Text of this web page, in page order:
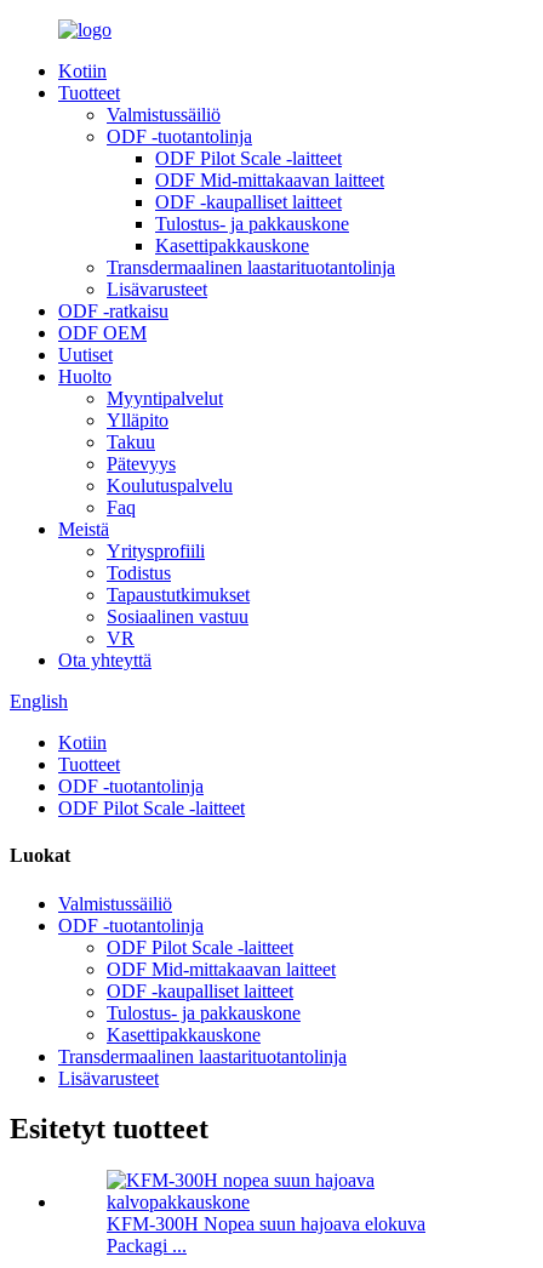
Kotiin
Tuotteet
Valmistussäiliö
ODF -tuotantolinja
ODF Pilot Scale -laitteet
ODF Mid-mittakaavan laitteet
ODF -kaupalliset laitteet
Tulostus- ja pakkauskone
Kasettipakkauskone
Transdermaalinen laastarituotantolinja
Lisävarusteet
ODF -ratkaisu
ODF OEM
Uutiset
Huolto
Myyntipalvelut
Ylläpito
Takuu
Pätevyys
Koulutuspalvelu
Faq
Meistä
Yritysprofiili
Todistus
Tapaustutkimukset
Sosiaalinen vastuu
VR
Ota yhteyttä
English
Kotiin
Tuotteet
ODF -tuotantolinja
ODF Pilot Scale -laitteet
Luokat
Valmistussäiliö
ODF -tuotantolinja
ODF Pilot Scale -laitteet
ODF Mid-mittakaavan laitteet
ODF -kaupalliset laitteet
Tulostus- ja pakkauskone
Kasettipakkauskone
Transdermaalinen laastarituotantolinja
Lisävarusteet
Esitetyt tuotteet
KFM-300H Nopea suun hajoava elokuva
Packagi ...